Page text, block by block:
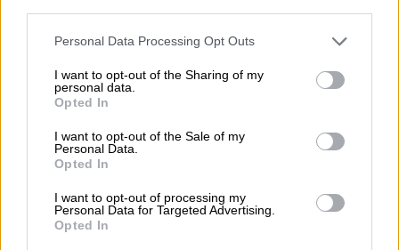
Please note that this website/app uses one or more Google
not limited to your visit or usage behaviour. You may click to
grant or deny consent to Google and its third-party tags to
use your data for below specified purposes in below Google
consent section.
Personal Data Processing Opt Outs
I want to opt-out of the Sharing of my
personal data.
Opted In
I want to opt-out of the Sale of my
Personal Data.
Opted In
I want to opt-out of processing my
Personal Data for Targeted Advertising.
Opted In
smidigare ekonomihantering.
En digital lösning kan till exempel automatiskt
beräkna ersättningen baserat på den anställdas
körsträcka och de aktuella ersättningssatserna.
sina resor och för ekonomiavdelningen att
snabbt och korrekt behandla ersättningarna.
Genom att använda sig av ett digitalt system
kan företag även enklare följa upp och analysera